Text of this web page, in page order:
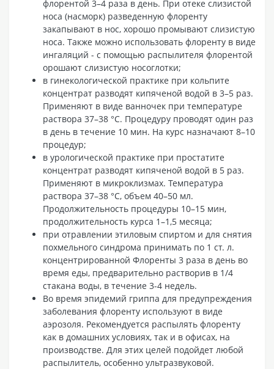
флорентой 3–4 раза в день. При отеке слизистой
носа (насморк) разведенную флоренту
закапывают в нос, хорошо промывают слизистую
носа. Также можно использовать флоренту в виде
ингаляций - с помощью распылителя флорентой
орошают слизистую носоглотки;
в гинекологической практике при кольпите
концентрат разводят кипяченой водой в 3–5 раз.
Применяют в виде ванночек при температуре
раствора 37–38 °С. Процедуру проводят один раз
в день в течение 10 мин. На курс назначают 8–10
процедур;
в урологической практике при простатите
концентрат разводят кипяченой водой в 5 раз.
Применяют в микроклизмах. Температура
раствора 37–38 °С, объем 40–50 мл.
Продолжительность процедуры 10–15 мин,
продолжительность курса 1–1,5 месяца;
при отравлении этиловым спиртом и для снятия
похмельного синдрома принимать по 1 ст. л.
концентрированной Флоренты 3 раза в день во
время еды, предварительно растворив в 1/4
стакана воды, в течение 3-4 недель.
Во время эпидемий гриппа для предупреждения
заболевания флоренту используют в виде
аэрозоля. Рекомендуется распылять флоренту
как в домашних условиях, так и в офисах, на
производстве. Для этих целей подойдет любой
распылитель, особенно ультразвуковой.